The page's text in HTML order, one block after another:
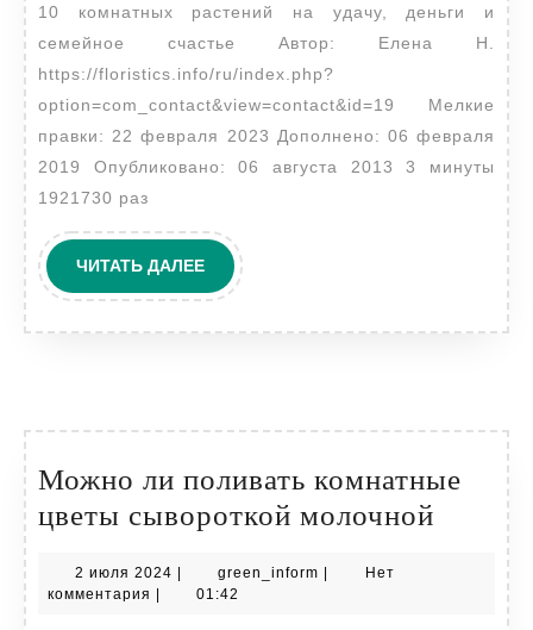
удачу,
деньги
семейное
счастье
10 комнатных растений на удачу, деньги и
семейное счастье Автор: Елена Н.
https://floristics.info/ru/index.php?
option=com_contact&view=contact&id=19 Мелкие
правки: 22 февраля 2023 Дополнено: 06 февраля
2019 Опубликовано: 06 августа 2013 3 минуты
1921730 раз
ЧИТАТЬ ДАЛЕЕЧИТАТЬ
ДАЛЕЕ
Можно ли поливать комнатные
цветы сывороткой молочной Можно
2 июля 2024 2
июля
green_inform green_inform
Нет
комментария
01:42